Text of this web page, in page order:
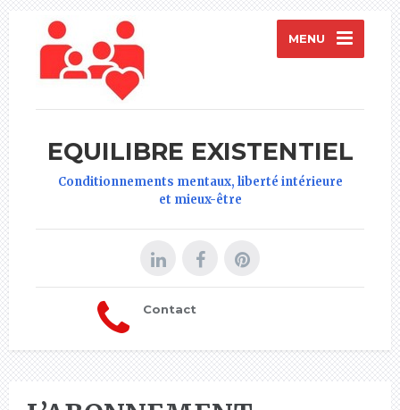
MENU
EQUILIBRE EXISTENTIEL
Conditionnements mentaux, liberté intérieure
et mieux-être
Contact